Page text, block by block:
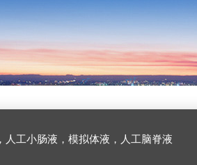
人工小肠液，模拟体液，人工脑脊液